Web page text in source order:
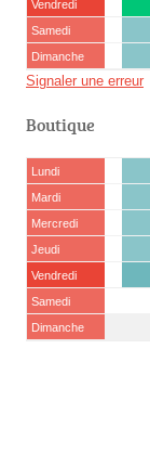
Vendredi
Samedi
Dimanche
Signaler une erreur
Boutique
Lundi
Mardi
Mercredi
Jeudi
Vendredi
Samedi
Dimanche